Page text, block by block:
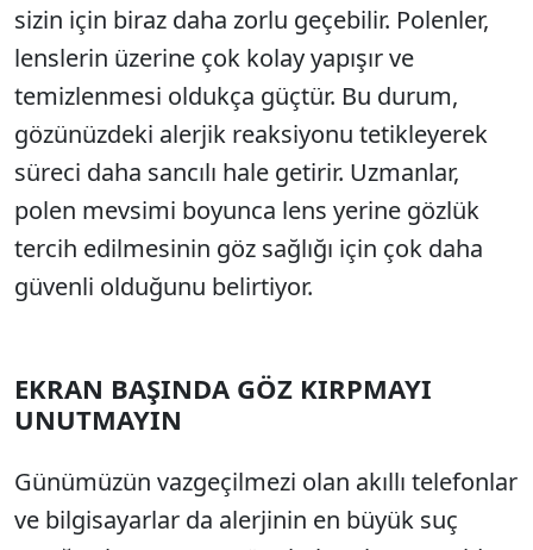
sizin için biraz daha zorlu geçebilir. Polenler,
lenslerin üzerine çok kolay yapışır ve
temizlenmesi oldukça güçtür. Bu durum,
gözünüzdeki alerjik reaksiyonu tetikleyerek
süreci daha sancılı hale getirir. Uzmanlar,
polen mevsimi boyunca lens yerine gözlük
tercih edilmesinin göz sağlığı için çok daha
güvenli olduğunu belirtiyor.
EKRAN BAŞINDA GÖZ KIRPMAYI
UNUTMAYIN
Günümüzün vazgeçilmezi olan akıllı telefonlar
ve bilgisayarlar da alerjinin en büyük suç